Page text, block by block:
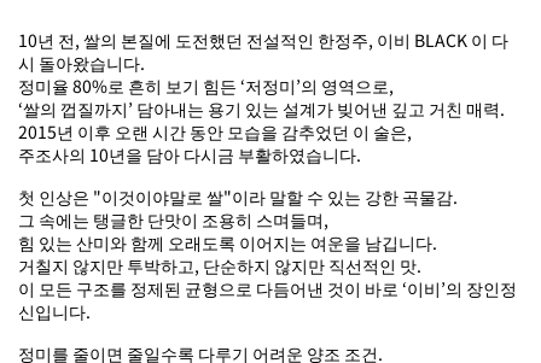
10년 전, 쌀의 본질에 도전했던 전설적인 한정주, 이비 BLACK 이 다
시 돌아왔습니다.
정미율 80%로 흔히 보기 힘든 ‘저정미’의 영역으로,
‘쌀의 껍질까지’ 담아내는 용기 있는 설계가 빚어낸 깊고 거친 매력.
2015년 이후 오랜 시간 동안 모습을 감추었던 이 술은,
주조사의 10년을 담아 다시금 부활하였습니다.
첫 인상은 "이것이야말로 쌀"이라 말할 수 있는 강한 곡물감.
그 속에는 탱글한 단맛이 조용히 스며들며,
힘 있는 산미와 함께 오래도록 이어지는 여운을 남깁니다.
거칠지 않지만 투박하고, 단순하지 않지만 직선적인 맛.
이 모든 구조를 정제된 균형으로 다듬어낸 것이 바로 ‘이비’의 장인정
신입니다.
정미를 줄이면 줄일수록 다루기 어려운 양조 조건.